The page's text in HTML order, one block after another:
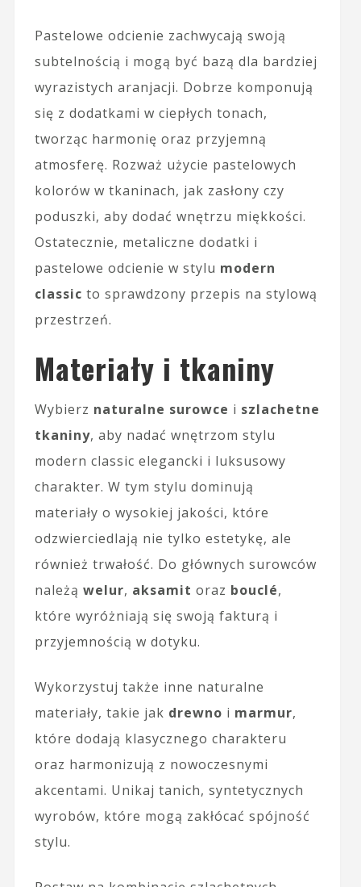
Pastelowe odcienie zachwycają swoją
subtelnością i mogą być bazą dla bardziej
wyrazistych aranjacji. Dobrze komponują
się z dodatkami w ciepłych tonach,
tworząc harmonię oraz przyjemną
atmosferę. Rozważ użycie pastelowych
kolorów w tkaninach, jak zasłony czy
poduszki, aby dodać wnętrzu miękkości.
Ostatecznie, metaliczne dodatki i
pastelowe odcienie w stylu modern
classic to sprawdzony przepis na stylową
przestrzeń.
Materiały i tkaniny
Wybierz naturalne surowce i szlachetne
tkaniny, aby nadać wnętrzom stylu
modern classic elegancki i luksusowy
charakter. W tym stylu dominują
materiały o wysokiej jakości, które
odzwierciedlają nie tylko estetykę, ale
również trwałość. Do głównych surowców
należą welur, aksamit oraz bouclé,
które wyróżniają się swoją fakturą i
przyjemnością w dotyku.
Wykorzystuj także inne naturalne
materiały, takie jak drewno i marmur,
które dodają klasycznego charakteru
oraz harmonizują z nowoczesnymi
akcentami. Unikaj tanich, syntetycznych
wyrobów, które mogą zakłócać spójność
stylu.